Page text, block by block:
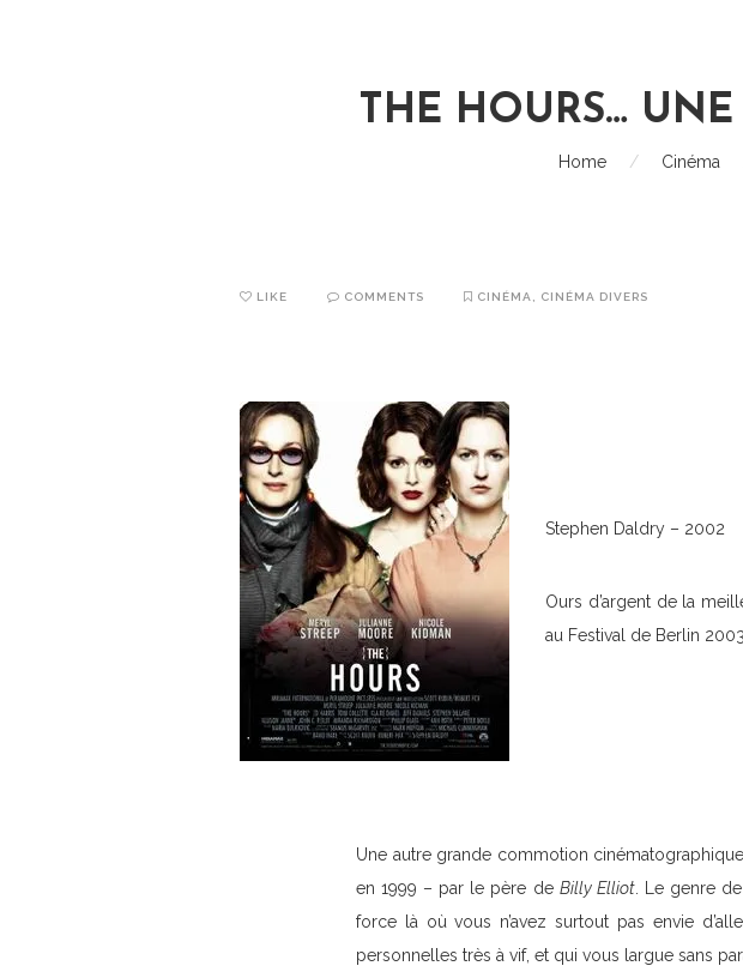
THE HOURS…
Home / Cinéma
LIKE COMMENTS CINÉMA CINÉMA DIVERS
Stephen Daldry – 2002
Ours d’argent de la
au Festival de Berlin 2003
Une autre grande commotion
en 1999 – par le père de Billy Elliot. Le genre
force là où vous n’avez surtout pas envie
personnelles très à vif, et qui vous largue sans